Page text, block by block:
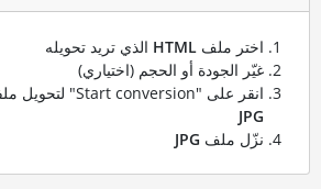
اختر ملف HTMLالذي تريد تحويله
غيّر الجودة أو الحجم (اختياري)
انقر على "Start conversion" لتحويل ملفك من
JPG
نزّل ملف JPG